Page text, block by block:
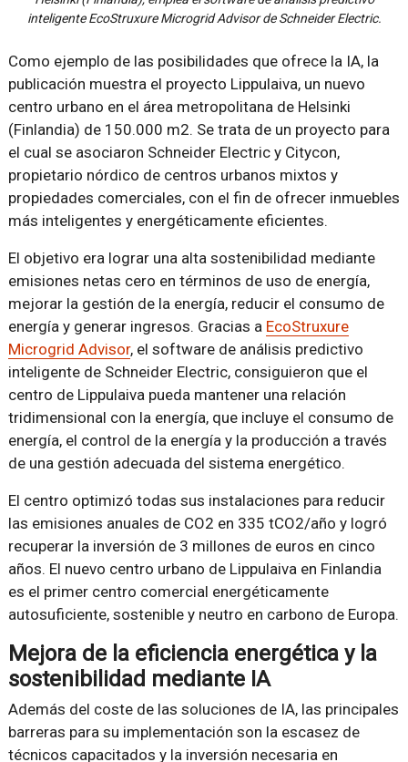
inteligente EcoStruxure Microgrid Advisor de Schneider Electric.
Como ejemplo de las posibilidades que ofrece la IA, la
publicación muestra el proyecto Lippulaiva, un nuevo
centro urbano en el área metropolitana de Helsinki
(Finlandia) de 150.000 m2. Se trata de un proyecto para
el cual se asociaron Schneider Electric y Citycon,
propietario nórdico de centros urbanos mixtos y
propiedades comerciales, con el fin de ofrecer inmuebles
más inteligentes y energéticamente eficientes.
El objetivo era lograr una alta sostenibilidad mediante
emisiones netas cero en términos de uso de energía,
mejorar la gestión de la energía, reducir el consumo de
energía y generar ingresos. Gracias a EcoStruxure
Microgrid Advisor, el software de análisis predictivo
inteligente de Schneider Electric, consiguieron que el
centro de Lippulaiva pueda mantener una relación
tridimensional con la energía, que incluye el consumo de
energía, el control de la energía y la producción a través
de una gestión adecuada del sistema energético.
El centro optimizó todas sus instalaciones para reducir
las emisiones anuales de CO2 en 335 tCO2/año y logró
recuperar la inversión de 3 millones de euros en cinco
años. El nuevo centro urbano de Lippulaiva en Finlandia
es el primer centro comercial energéticamente
autosuficiente, sostenible y neutro en carbono de Europa.
Mejora de la eficiencia energética y la
sostenibilidad mediante IA
Además del coste de las soluciones de IA, las principales
barreras para su implementación son la escasez de
técnicos capacitados y la inversión necesaria en